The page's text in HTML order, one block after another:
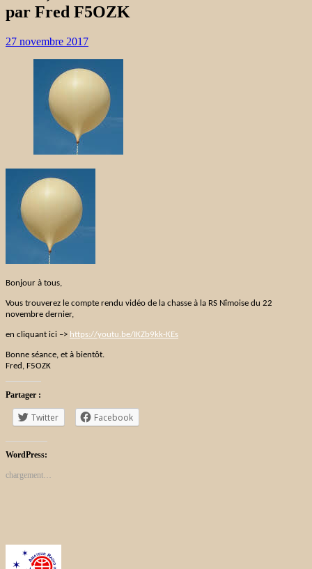
par Fred F5OZK
27 novembre 2017
Bonjour à tous,
Vous trouverez le compte rendu vidéo de la chasse à la RS Nîmoise du 22
novembre dernier,
en cliquant ici –> https://youtu.be/IKZb9kk-KEs
Bonne séance, et à bientôt.
Fred, F5OZK
Partager :
Twitter Facebook
WordPress:
chargement…